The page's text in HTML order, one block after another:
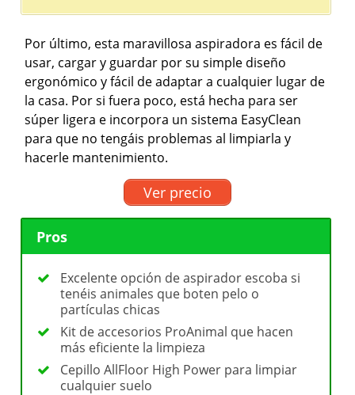
Por último, esta maravillosa aspiradora es fácil de
usar, cargar y guardar por su simple diseño
ergonómico y fácil de adaptar a cualquier lugar de
la casa. Por si fuera poco, está hecha para ser
súper ligera e incorpora un sistema EasyClean
para que no tengáis problemas al limpiarla y
hacerle mantenimiento.
Ver precio
Pros
Excelente opción de aspirador escoba si
tenéis animales que boten pelo o
partículas chicas
Kit de accesorios ProAnimal que hacen
más eficiente la limpieza
Cepillo AllFloor High Power para limpiar
cualquier suelo